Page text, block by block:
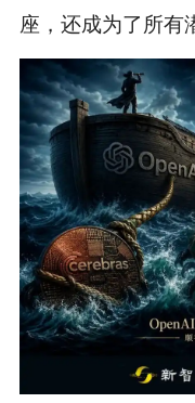
座，还成为了所有